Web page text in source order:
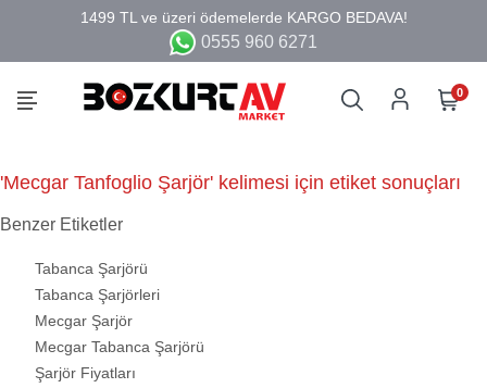
0555 960 6271
0
'Mecgar Tanfoglio Şarjör' kelimesi için etiket sonuçları
Benzer Etiketler
Tabanca Şarjörü
Tabanca Şarjörleri
Mecgar Şarjör
Mecgar Tabanca Şarjörü
Şarjör Fiyatları